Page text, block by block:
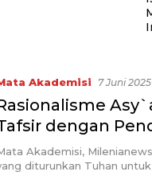
Akademisi 7 Juni 2025
dengan
Akademisi,
diturunkan Tuhan